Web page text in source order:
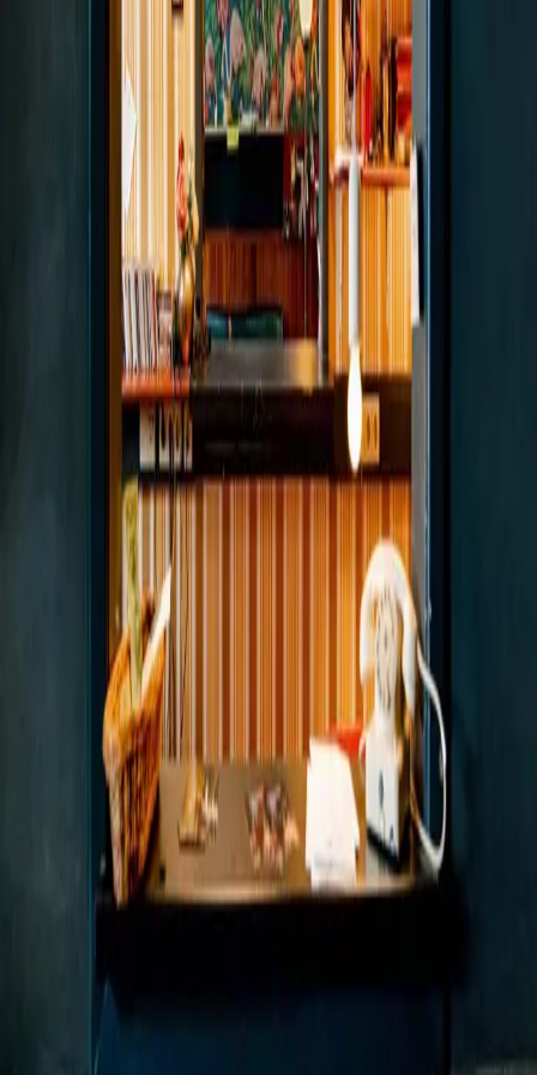
Bronski und Grünberg
Kontakt
Keine bevorstehenden
Veranstaltungen gefunden.
Derzeit gibt es keine bevorstehenden
Veranstaltungen. Schauen Sie bald wieder vorbei!
Bronski und Grünberg
Kontaktiere uns